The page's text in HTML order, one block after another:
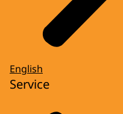
English
Service